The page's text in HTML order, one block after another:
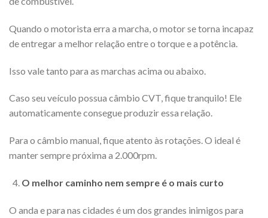
Quando o motorista erra a marcha, o motor se torna incapaz
de entregar a melhor relação entre o torque e a potência.
Isso vale tanto para as marchas acima ou abaixo.
Caso seu veículo possua câmbio CVT, fique tranquilo! Ele
automaticamente consegue produzir essa relação.
Para o câmbio manual, fique atento às rotações. O ideal é
manter sempre próxima a 2.000rpm.
O melhor caminho nem sempre é o mais curto
O anda e para nas cidades é um dos grandes inimigos para